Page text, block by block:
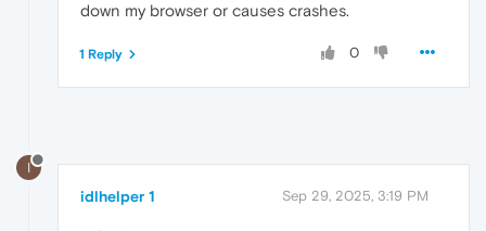
down my browser or causes crashes.
0
1 Reply
I
idlhelper 1 Sep 29, 2025, 3:19 PM